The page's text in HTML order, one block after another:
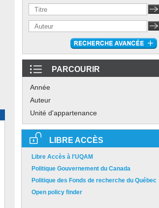
PARCOURIR
Année
Auteur
Unité d'appartenance
LIBRE ACCÈS
Libre Accès à l'UQAM
Politique Gouvernement du Canada
Politique des Fonds de recherche du Québec
Open policy finder